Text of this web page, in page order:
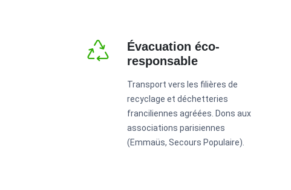
Évacuation éco-
responsable
Transport vers les filières de
recyclage et déchetteries
franciliennes agréées. Dons aux
associations parisiennes
(Emmaüs, Secours Populaire).